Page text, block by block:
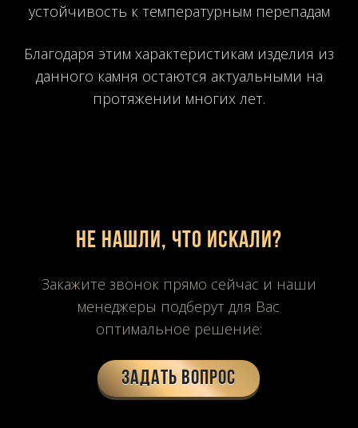
устойчивость к температурным перепадам
Благодаря этим характеристикам изделия из
данного камня остаются актуальными на
протяжении многих лет.
Не нашли, что искали?
Закажите звонок прямо сейчас и наши
менеджеры подберут для Вас
оптимальное решение:
Задать вопрос